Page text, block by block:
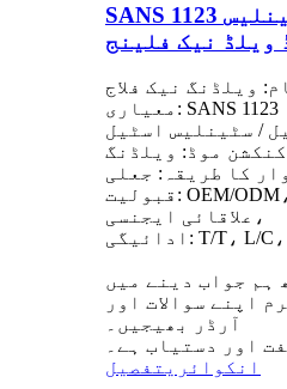
SANS 1123 کاربن اسٹیل سٹینلیس
ویلڈ نیک فلینج
ویلڈنگ نیک فلاج
معیاری: SANS 1123
/ سٹینلیس اسٹیل
کنکشن موڈ: ویلڈنگ
کا طریقہ: جعلی
قبولیت: OEM/ODM، تجارت، تھوک،
علاقائی ایجنسی،
ہم جواب دینے میں
اپنے سوالات اور
آرڈر بھیجیں۔
اور دستیاب ہے۔
انکوائریتفصیل